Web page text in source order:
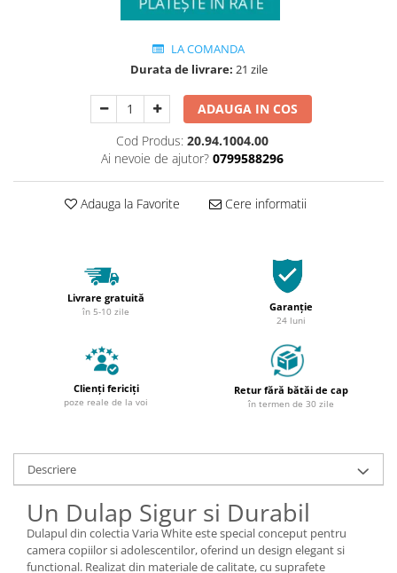
LA COMANDA
Durata de livrare: 21 zile
ADAUGA IN COS
Cod Produs: 20.94.1004.00
Ai nevoie de ajutor? 0799588296
Adauga la Favorite Cere informatii
Livrare gratuită
în 5-10 zile Garanție
24 luni
Clienți fericiți
poze reale de la voi
Retur fără bătăi de cap
în termen de 30 zile
Descriere
Un Dulap Sigur si Durabil
Dulapul din colectia Varia White este special conceput pentru
camera copiilor si adolescentilor, oferind un design elegant si
functional. Realizat din materiale de calitate, cu suprafete